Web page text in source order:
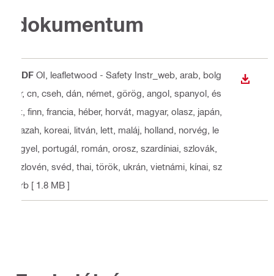
dokumentum
PDF OI, leafletwood - Safety Instr_web , arab, bolg
ár, cn, cseh, dán, német, görög, angol, spanyol, és
zt, finn, francia, héber, horvát, magyar, olasz, japán,
kazah, koreai, litván, lett, maláj, holland, norvég, le
ngyel, portugál, román, orosz, szardíniai, szlovák,
szlovén, svéd, thai, török, ukrán, vietnámi, kínai, sz
erb [ 1.8 MB ]